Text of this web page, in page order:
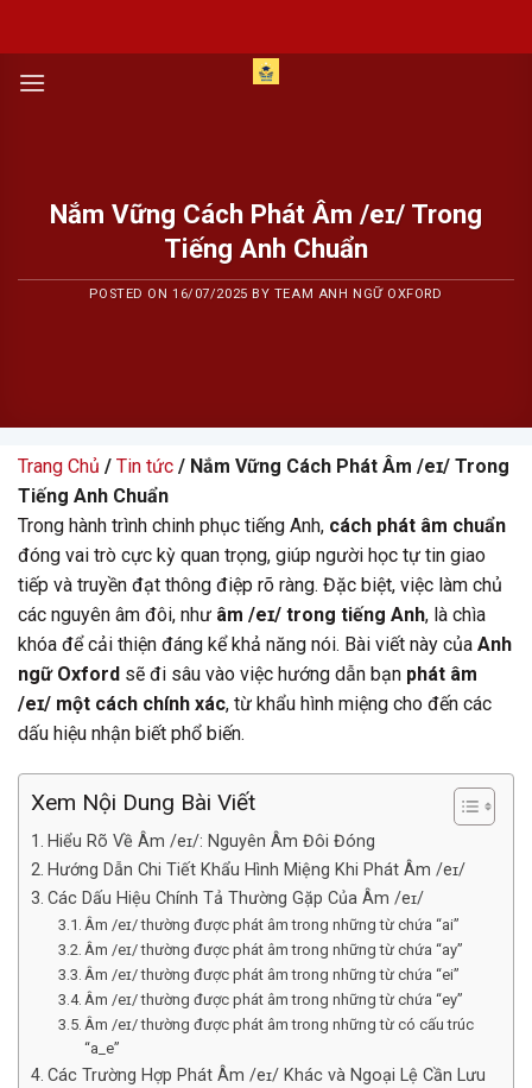
content
Nắm Vững Cách Phát Âm /eɪ/ Trong
Tiếng Anh Chuẩn
POSTED ON16/07/2025 BY TEAM ANH NGỮ OXFORD
Trang Chủ / Tin tức / Nắm Vững Cách Phát Âm /eɪ/ Trong
Tiếng Anh Chuẩn
Trong hành trình chinh phục tiếng Anh, cách phát âm chuẩn
đóng vai trò cực kỳ quan trọng, giúp người học tự tin giao
tiếp và truyền đạt thông điệp rõ ràng. Đặc biệt, việc làm chủ
các nguyên âm đôi, như âm /eɪ/ trong tiếng Anh, là chìa
khóa để cải thiện đáng kể khả năng nói. Bài viết này của Anh
ngữ Oxford sẽ đi sâu vào việc hướng dẫn bạn phát âm
/eɪ/ một cách chính xác, từ khẩu hình miệng cho đến các
dấu hiệu nhận biết phổ biến.
Xem Nội Dung Bài Viết
Hiểu Rõ Về Âm /eɪ/: Nguyên Âm Đôi Đóng
Hướng Dẫn Chi Tiết Khẩu Hình Miệng Khi Phát Âm /eɪ/
Các Dấu Hiệu Chính Tả Thường Gặp Của Âm /eɪ/
Âm /eɪ/ thường được phát âm trong những từ chứa “ai”
Âm /eɪ/ thường được phát âm trong những từ chứa “ay”
Âm /eɪ/ thường được phát âm trong những từ chứa “ei”
Âm /eɪ/ thường được phát âm trong những từ chứa “ey”
Âm /eɪ/ thường được phát âm trong những từ có cấu trúc
“a_e”
Các Trường Hợp Phát Âm /eɪ/ Khác và Ngoại Lệ Cần Lưu